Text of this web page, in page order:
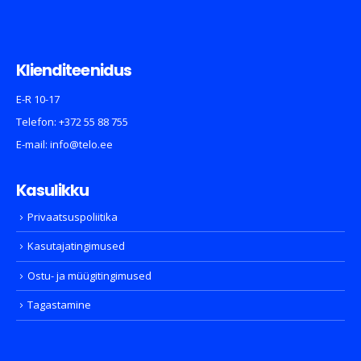
Klienditeenidus
E-R 10-17
Telefon: +372 55 88 755
E-mail: info@telo.ee
Kasulikku
Privaatsuspoliitika
Kasutajatingimused
Ostu- ja müügitingimused
Tagastamine